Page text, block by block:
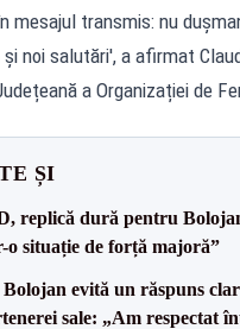
mesajul transmis: nu
noi salutări', a afirmat
a Organizației de
ȘI
replică dură pentru
o situație de forță majoră”
evită un răspuns
sale: „Am respectat